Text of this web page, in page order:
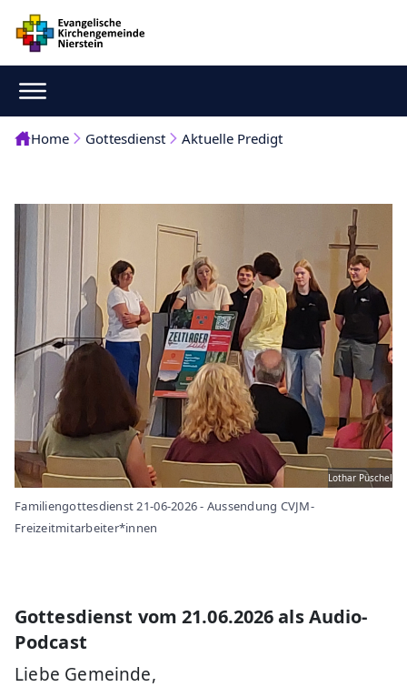
Home Gottesdienst Aktuelle Predigt
Lothar Püschel
Familiengottesdienst 21-06-2026 - Aussendung CVJM-
Freizeitmitarbeiter*innen
Gottesdienst vom 21.06.2026 als Audio-
Podcast
Liebe Gemeinde,